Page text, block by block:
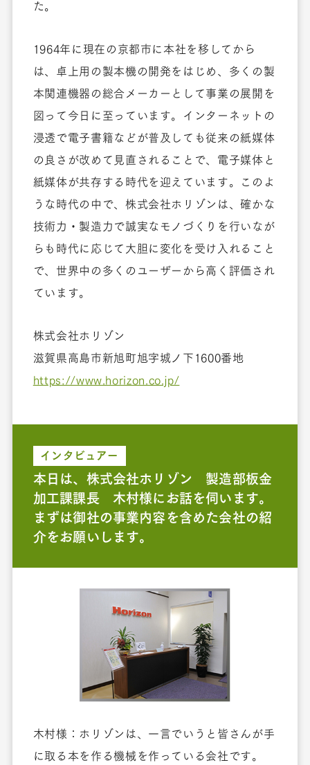
た。
1964年に現在の京都市に本社を移してから
は、卓上用の製本機の開発をはじめ、多くの製
本関連機器の総合メーカーとして事業の展開を
図って今日に至っています。インターネットの
浸透で電子書籍などが普及しても従来の紙媒体
の良さが改めて見直されることで、電子媒体と
紙媒体が共存する時代を迎えています。このよ
うな時代の中で、株式会社ホリゾンは、確かな
技術力・製造力で誠実なモノづくりを行いなが
らも時代に応じて大胆に変化を受け入れること
で、世界中の多くのユーザーから高く評価され
ています。
株式会社ホリゾン
滋賀県高島市新旭町旭字城ノ下1600番地
https://www.horizon.co.jp/
インタビュアー
本日は、株式会社ホリゾン 製造部板金
加工課課長 木村様にお話を伺います。
まずは御社の事業内容を含めた会社の紹
介をお願いします。
木村様：ホリゾンは、一言でいうと皆さんが手
に取る本を作る機械を作っている会社です。